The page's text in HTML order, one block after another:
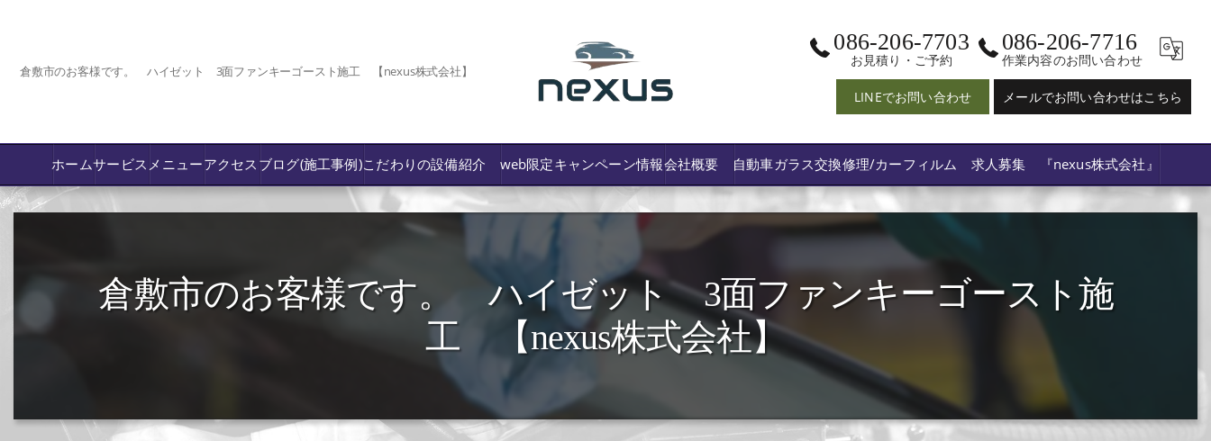
倉敷市のお客様です。 ハイゼット 3面ファンキーゴースト施工 【nexus株式会社】
086-206-7703
お見積り・ご予約
086-206-7716
作業内容のお問い合わせ
LINEでお問い合わせ メールでお問い合わせはこちら
ホームサービス メニュー
フロントガラス飛び石傷/補修修理か交換/費用や保険修理の可否など解説
カー用品取付･車販売･買取(ﾄﾞﾗﾚｺ･ﾅﾋﾞ等)
アクセス ブログ(施工事例)こだわりの設備紹介 web限定キャンペーン情報会社概要 自動車ガラス交換修理/カーフィルム 求人募集 『nexus株式会社』
倉敷市のお客様です。 ハイゼット 3面ファンキーゴースト施
工 【nexus株式会社】